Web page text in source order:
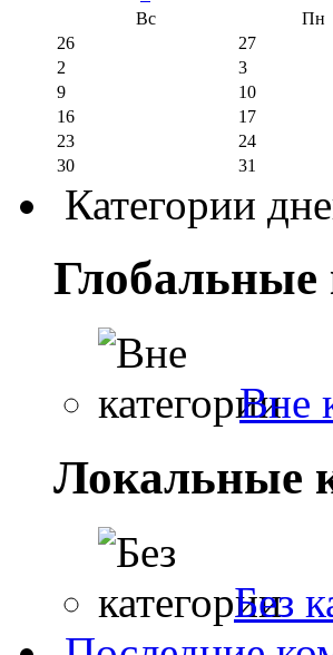
Вс
Пн
26
27
2
3
9
10
16
17
23
24
30
31
Категории
Глобальные
Вне
Локальные
Без